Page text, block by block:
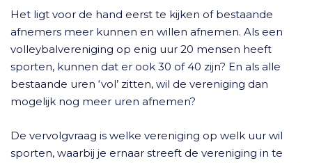
Het ligt voor de hand eerst te kijken of bestaande
afnemers meer kunnen en willen afnemen. Als een
volleybalvereniging op enig uur 20 mensen heeft
sporten, kunnen dat er ook 30 of 40 zijn? En als alle
bestaande uren ‘vol’ zitten, wil de vereniging dan
mogelijk nog meer uren afnemen?
De vervolgvraag is welke vereniging op welk uur wil
sporten, waarbij je ernaar streeft de vereniging in te